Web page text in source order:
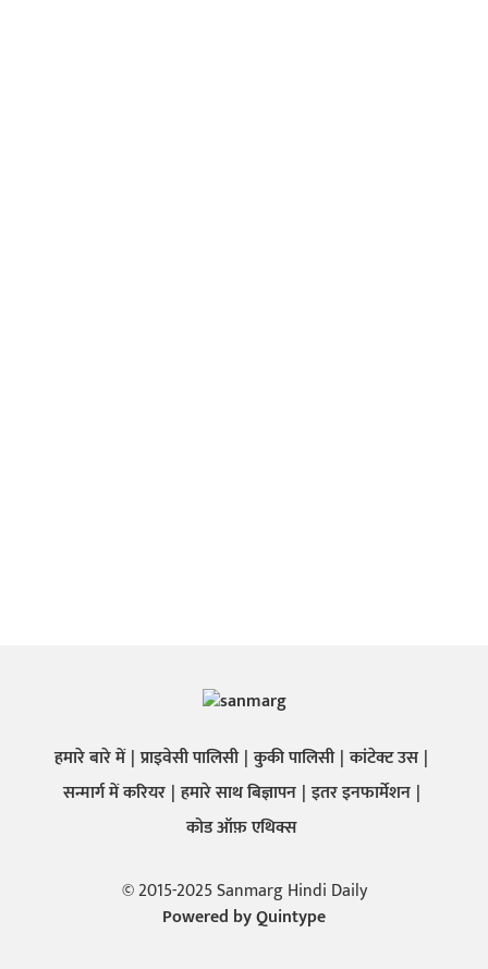
हमारे बारे में प्राइवेसी पालिसी कुकी पालिसी कांटेक्ट उस
सन्मार्ग में करियर हमारे साथ बिज्ञापन इतर इनफार्मेशन
कोड ऑफ़ एथिक्स
© 2015-2025 Sanmarg Hindi Daily
Powered byQuintype